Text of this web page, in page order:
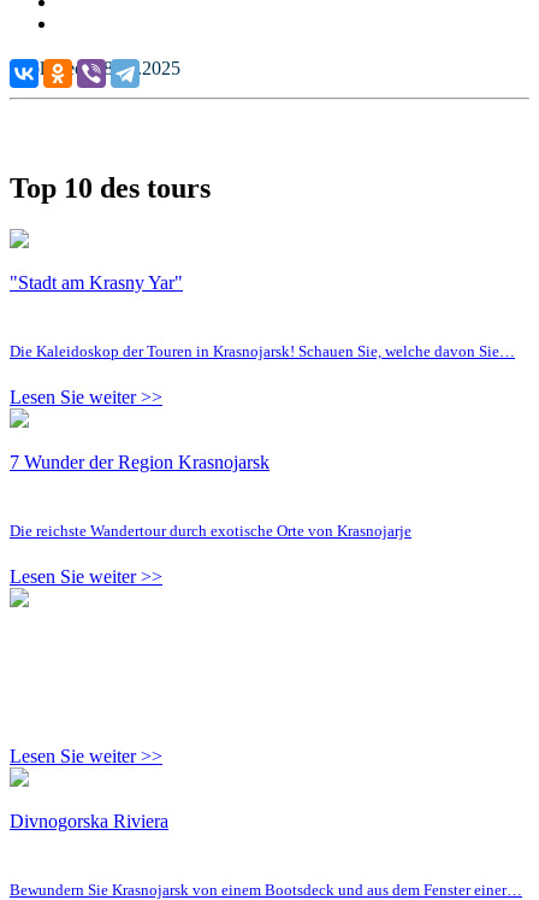
Published: 08.05.2025
Top 10 des tours
"Stadt am Krasny Yar"
Die Kaleidoskop der Touren in Krasnojarsk! Schauen Sie, welche davon Sie…
Lesen Sie weiter >>
7 Wunder der Region Krasnojarsk
Die reichste Wandertour durch exotische Orte von Krasnojarje
Lesen Sie weiter >>
Lesen Sie weiter >>
Divnogorska Riviera
Bewundern Sie Krasnojarsk von einem Bootsdeck und aus dem Fenster einer…